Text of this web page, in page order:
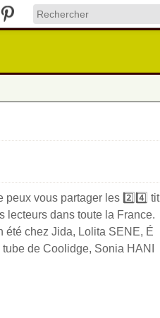
peux vous partager les 2️⃣4️⃣ tit
lecteurs dans toute la France.
été chez Jida, Lolita SENE, É
de Coolidge, Sonia HANI